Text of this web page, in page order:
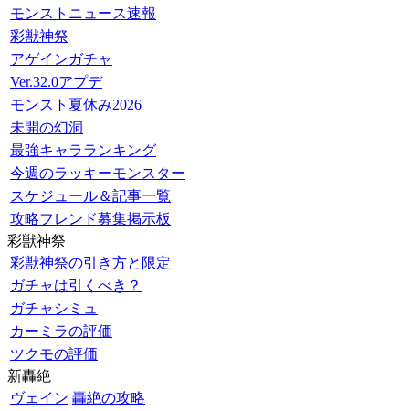
モンストニュース速報
彩獣神祭
アゲインガチャ
Ver.32.0アプデ
モンスト夏休み2026
未開の幻洞
最強キャラランキング
今週のラッキーモンスター
スケジュール＆記事一覧
攻略フレンド募集掲示板
彩獣神祭
彩獣神祭の引き方と限定
ガチャは引くべき？
ガチャシミュ
カーミラの評価
ツクモの評価
新轟絶
ヴェイン 轟絶の攻略